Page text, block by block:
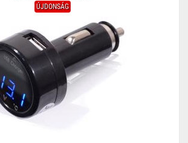
ÚJDONSÁG